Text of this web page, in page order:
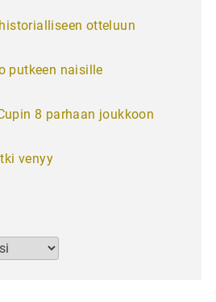
otteluun
putkeen naisille
8 parhaan joukkoon
venyy